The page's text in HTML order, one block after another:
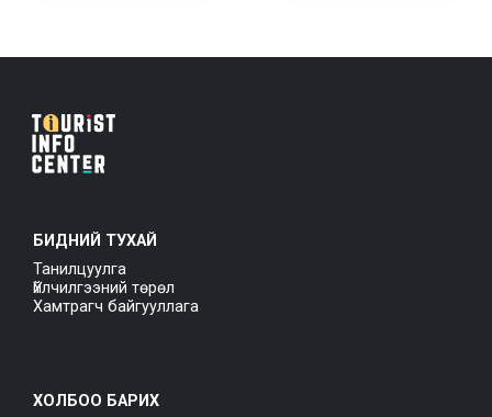
БИДНИЙ ТУХАЙ
Танилцуулга
Үйлчилгээний төрөл
Хамтрагч байгууллага
ХОЛБОО БАРИХ